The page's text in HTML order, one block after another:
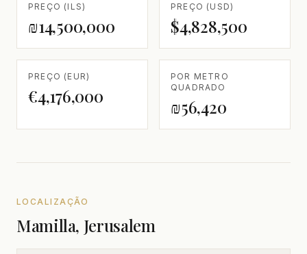
PREÇO (ILS)
₪14,500,000
PREÇO (USD)
$4,828,500
PREÇO (EUR)
€4,176,000
POR METRO
QUADRADO
₪56,420
LOCALIZAÇÃO
Mamilla, Jerusalem